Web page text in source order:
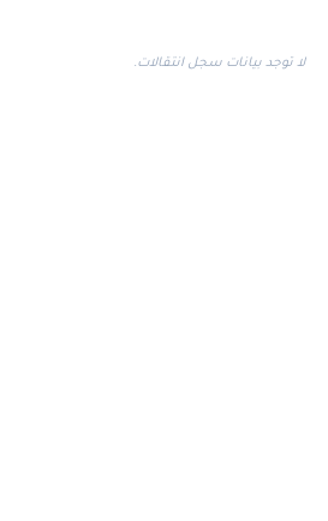
لا توجد بيانات سجل انتقالات.